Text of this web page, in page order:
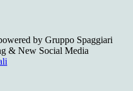
by Gruppo Spaggiari
& New Social Media